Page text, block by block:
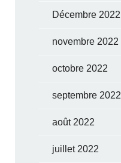
Décembre 2022
novembre 2022
octobre 2022
septembre 2022
août 2022
juillet 2022